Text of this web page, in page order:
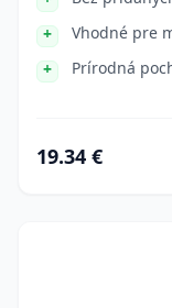
Vhodné pre
Prírodná
19.34 €